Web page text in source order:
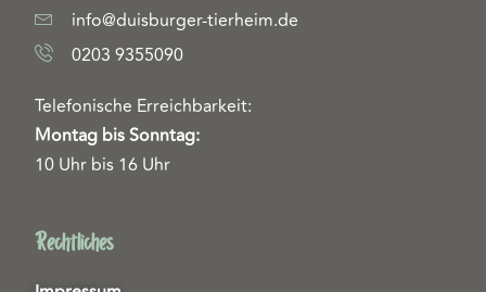
info@duisburger-tierheim.de
0203 9355090
Telefonische Erreichbarkeit:
Montag bis Sonntag:
10 Uhr bis 16 Uhr
Rechtliches